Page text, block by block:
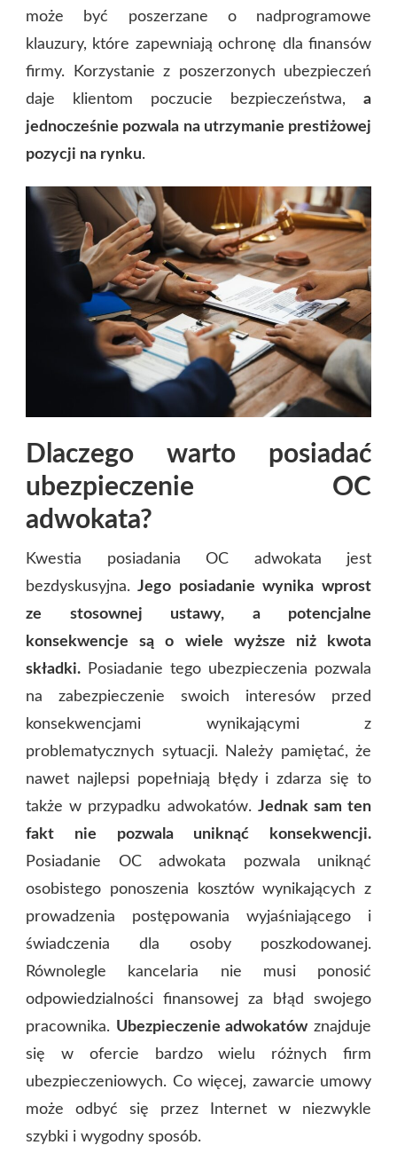
może być poszerzane o nadprogramowe
klauzury, które zapewniają ochronę dla finansów
firmy. Korzystanie z poszerzonych ubezpieczeń
daje klientom poczucie bezpieczeństwa, a
jednocześnie pozwala na utrzymanie prestiżowej
pozycji na rynku.
Dlaczego warto posiadać
ubezpieczenie OC
adwokata?
Kwestia posiadania OC adwokata jest
bezdyskusyjna. Jego posiadanie wynika wprost
ze stosownej ustawy, a potencjalne
konsekwencje są o wiele wyższe niż kwota
składki. Posiadanie tego ubezpieczenia pozwala
na zabezpieczenie swoich interesów przed
konsekwencjami wynikającymi z
problematycznych sytuacji. Należy pamiętać, że
nawet najlepsi popełniają błędy i zdarza się to
także w przypadku adwokatów. Jednak sam ten
fakt nie pozwala uniknąć konsekwencji.
Posiadanie OC adwokata pozwala uniknąć
osobistego ponoszenia kosztów wynikających z
prowadzenia postępowania wyjaśniającego i
świadczenia dla osoby poszkodowanej.
Równolegle kancelaria nie musi ponosić
odpowiedzialności finansowej za błąd swojego
pracownika. Ubezpieczenie adwokatówznajduje
się w ofercie bardzo wielu różnych firm
ubezpieczeniowych. Co więcej, zawarcie umowy
może odbyć się przez Internet w niezwykle
szybki i wygodny sposób.